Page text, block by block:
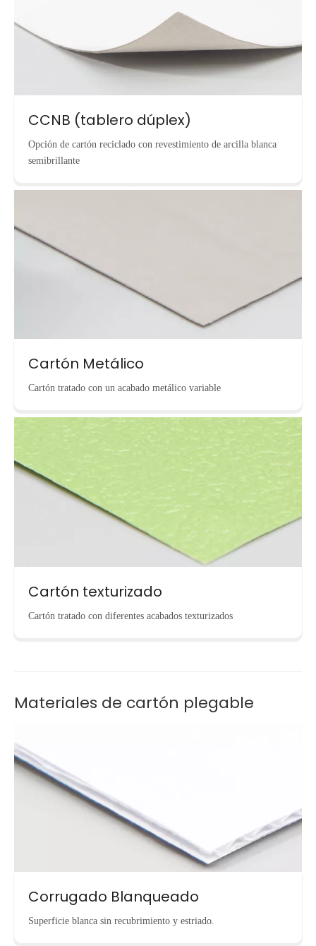
CCNB (tablero dúplex)
Opción de cartón reciclado con revestimiento de arcilla blanca
semibrillante
Cartón Metálico
Cartón tratado con un acabado metálico variable
Cartón texturizado
Cartón tratado con diferentes acabados texturizados
Materiales de cartón plegable
Corrugado Blanqueado
Superficie blanca sin recubrimiento y estriado.